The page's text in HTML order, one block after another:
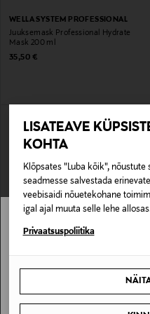
LISATEAVE
KOHTA
Klõpsates "Luba kõik",
seadmesse salvestada
veebisaidi nõuetekohane
igal ajal muuta selle lehe
Privaatsuspoliitika
WELLA SYSTEM PROFESSIONAL
Juuksemask Professional Hydrate
Mask 200 ml
Original Price
35,50 €
Stockmann pole Sinu